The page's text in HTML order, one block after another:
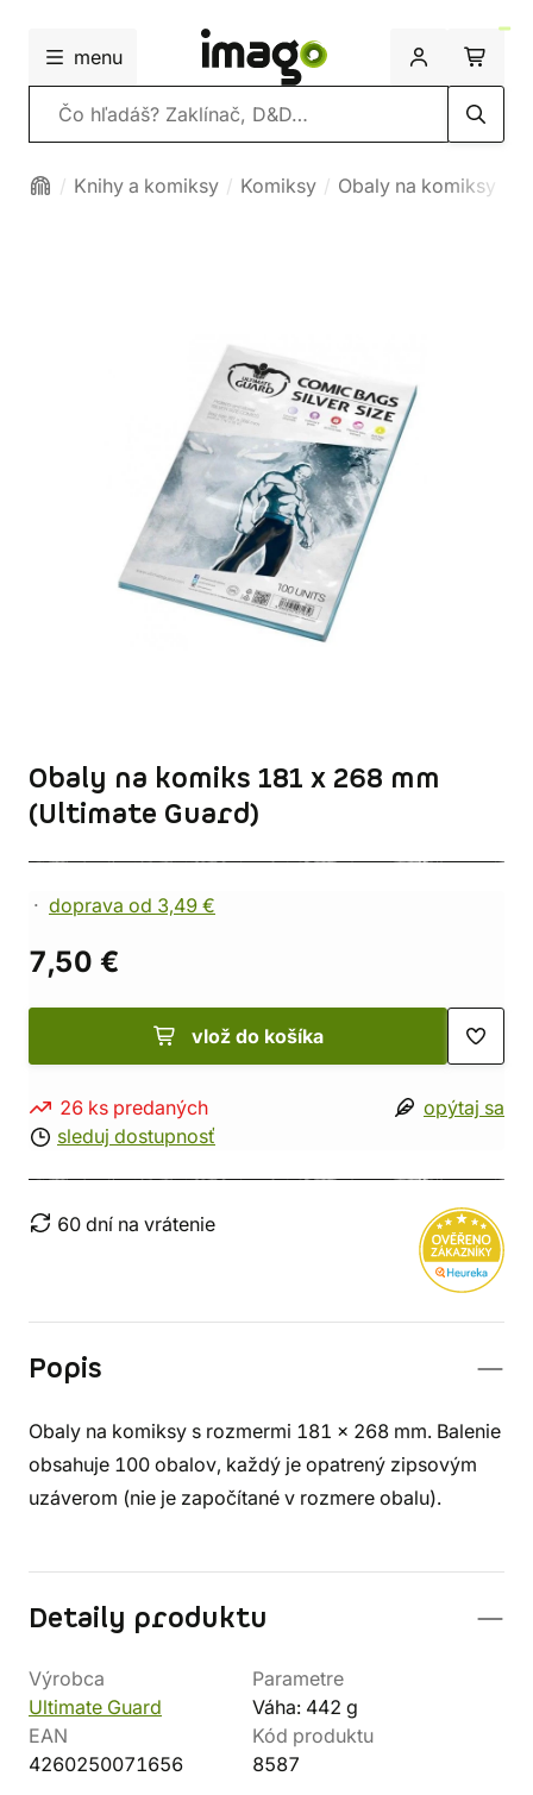
menu
Vyhľadávanie
Knihy a komiksy Komiksy Obaly na komiksy
Obaly na komiks 181 x 268 mm
(Ultimate Guard)
doprava od 3,49 €
7,50 €
vlož do košíka
26 ks predaných
sleduj dostupnosť
opýtaj sa
60 dní na vrátenie
Popis
Obaly na komiksy s rozmermi 181 x 268 mm. Balenie
obsahuje 100 obalov, každý je opatrený zipsovým
uzáverom (nie je započítané v rozmere obalu).
Detaily produktu
Výrobca
Ultimate Guard
Parametre
Váha: 442 g
EAN
4260250071656
Kód produktu
8587